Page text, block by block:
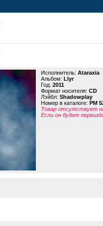
Исполнитель: Ataraxia
Альбом: Llyr
Год: 2011
Формат носителя: CD
Лэйбл: Shadowplay
Номер в каталоге: PM
Товар отсутствует
Если он будет